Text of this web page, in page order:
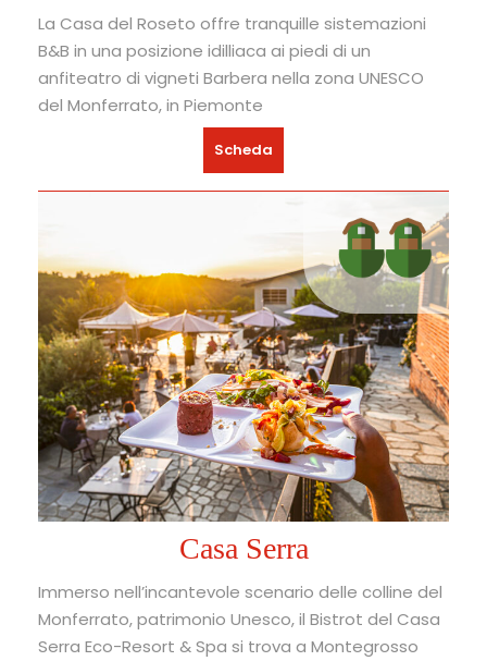
La Casa del Roseto offre tranquille sistemazioni
B&B in una posizione idilliaca ai piedi di un
anfiteatro di vigneti Barbera nella zona UNESCO
del Monferrato, in Piemonte
Scheda
Casa Serra
Immerso nell’incantevole scenario delle colline del
Monferrato, patrimonio Unesco, il Bistrot del Casa
Serra Eco-Resort & Spa si trova a Montegrosso